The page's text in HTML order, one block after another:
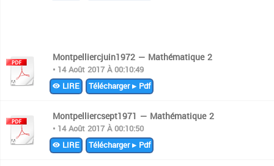
Montpelliercjuin1972 — Mathématique 2
• 14 Août 2017 À 00:10:49
LIRE Télécharger ▸ Pdf
Montpelliercsept1971 — Mathématique 2
• 14 Août 2017 À 00:10:50
LIRE Télécharger ▸ Pdf